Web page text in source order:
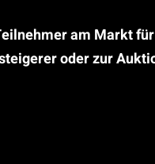
am Markt
oder zur